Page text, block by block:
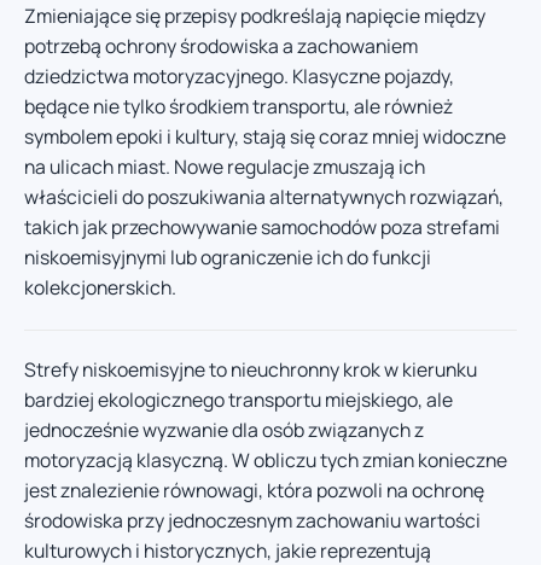
Zmieniające się przepisy podkreślają napięcie między
potrzebą ochrony środowiska a zachowaniem
dziedzictwa motoryzacyjnego. Klasyczne pojazdy,
będące nie tylko środkiem transportu, ale również
symbolem epoki i kultury, stają się coraz mniej widoczne
na ulicach miast. Nowe regulacje zmuszają ich
właścicieli do poszukiwania alternatywnych rozwiązań,
takich jak przechowywanie samochodów poza strefami
niskoemisyjnymi lub ograniczenie ich do funkcji
kolekcjonerskich.
Strefy niskoemisyjne to nieuchronny krok w kierunku
bardziej ekologicznego transportu miejskiego, ale
jednocześnie wyzwanie dla osób związanych z
motoryzacją klasyczną. W obliczu tych zmian konieczne
jest znalezienie równowagi, która pozwoli na ochronę
środowiska przy jednoczesnym zachowaniu wartości
kulturowych i historycznych, jakie reprezentują